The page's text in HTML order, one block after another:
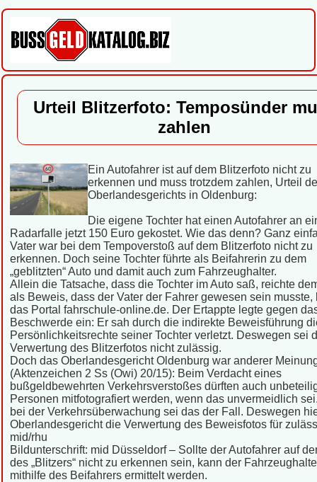
Urteil Blitzerfoto: Temposünder
zahlen
Ein Autofahrer ist auf dem Blitzerfoto nicht zu
erkennen und muss trotzdem zahlen, Urteil
Oberlandesgerichts in Oldenburg:
Die eigene Tochter hat einen Autofahrer an
Radarfalle jetzt 150 Euro gekostet. Wie das denn? Ganz
Vater war bei dem Tempoverstoß auf dem Blitzerfoto nicht zu
erkennen. Doch seine Tochter führte als Beifahrerin zu dem
„geblitzten“ Auto und damit auch zum Fahrzeughalter.
Allein die Tatsache, dass die Tochter im Auto saß, reichte
als Beweis, dass der Vater der Fahrer gewesen sein musste,
das Portal fahrschule-online.de. Der Ertappte legte gegen
Beschwerde ein: Er sah durch die indirekte Beweisführung
Persönlichkeitsrechte seiner Tochter verletzt. Deswegen sei
Verwertung des Blitzerfotos nicht zulässig.
Doch das Oberlandesgericht Oldenburg war anderer
(Aktenzeichen 2 Ss (Owi) 20/15): Beim Verdacht eines
bußgeldbewehrten Verkehrsverstoßes dürften auch
Personen mitfotografiert werden, wenn das unvermeidlich
bei der Verkehrsüberwachung sei das der Fall. Deswegen
Oberlandesgericht die Verwertung des Beweisfotos für
mid/rhu
Bildunterschrift: mid Düsseldorf – Sollte der Autofahrer auf
des „Blitzers“ nicht zu erkennen sein, kann der
mithilfe des Beifahrers ermittelt werden.